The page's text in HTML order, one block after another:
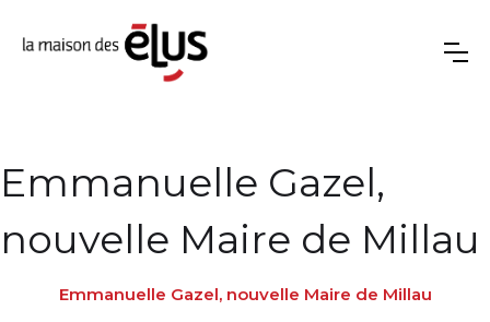
Emmanuelle Gazel,
nouvelle Maire de Millau
Emmanuelle Gazel, nouvelle Maire de Millau